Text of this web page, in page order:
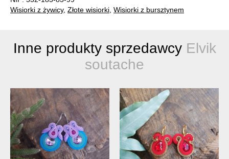
Wisiorki z żywicy, Złote wisiorki Wisiorki z bursztynem
Inne produkty sprzedawcy Elvik
soutache